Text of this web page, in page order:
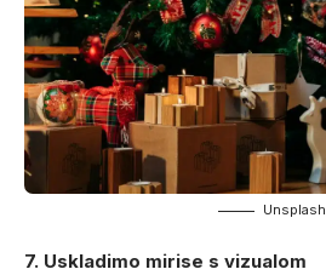
Unsplash
7. Uskladimo mirise s vizualom